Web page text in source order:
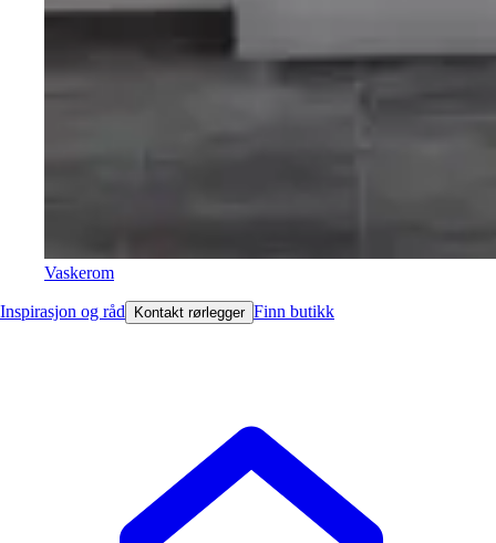
Vaskerom
Inspirasjon og råd Kontakt rørlegger Finn butikk